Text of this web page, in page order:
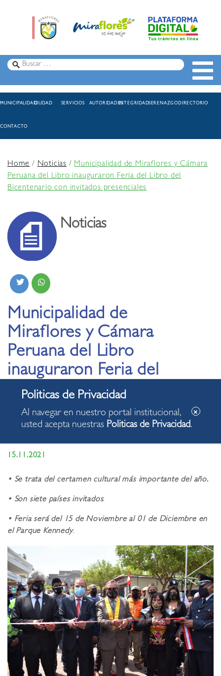
MUNICIPALIDADCIUDAD SERVICIOS AUTORIDADESINTEGRIDADSERENAZGODIRECTORIO
CONTACTO
Home/Noticias /Municipalidad de Miraflores y Cámara
Peruana del Libro inauguraron Feria del Libro del
Bicentenario con invitados presenciales
Noticias
Municipalidad de
Miraflores y Cámara
Peruana del Libro
inauguraron Feria del
Libro del Bicentenario
con invitados
presenciales
15.11.2021
• Se trata del certamen cultural más importante del año.
• Son siete países invitados.
• Feria será del 15 de Noviembre al 01 de Diciembre en
el Parque Kennedy.
Al navegar en nuestro portal institucional,
usted acepta nuestras Politicas de Privacidad.